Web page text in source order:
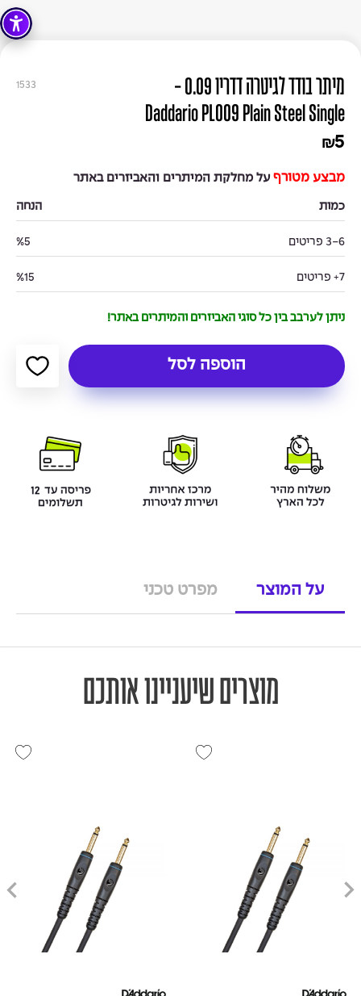
1533
מיתר בודד לגיטרה דדריו 0.09 -
Daddario PL009 Plain Steel Single
₪5
מבצע מטורף על מחלקת המיתרים והאביזרים באתר
כמות הנחה
3-6 פריטים %5
7+ פריטים %15
ניתן לערבב בין כל סוגי האביזרים והמיתרים באתר!
הוספה לסל
על המוצר מפרט טכני
מוצרים שיעניינו אותכם